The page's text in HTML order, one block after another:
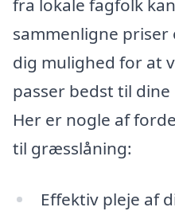
fra lokale fagfolk
sammenligne priser
dig mulighed for at
passer bedst til
Her er nogle af
til græsslåning:
Effektiv pleje af